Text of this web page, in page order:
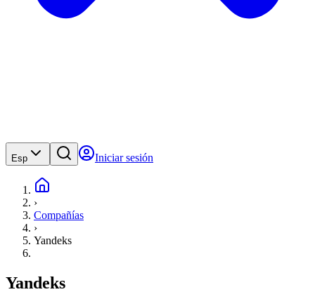
Esp Iniciar sesión
›
Compañías
›
Yandeks
Yandeks